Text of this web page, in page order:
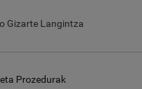
Gizarte Langintza
Prozedurak